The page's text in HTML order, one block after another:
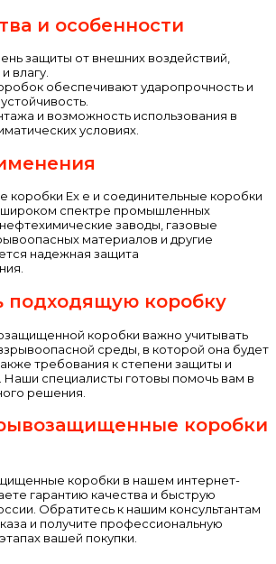
и особенности
защиты от внешних воздействий,
влагу.
обеспечивают ударопрочность и
и возможность использования в
условиях.
Ex e и соединительные коробки
широком спектре промышленных
заводы, газовые
материалов и другие
надежная защита
подходящую коробку
коробки важно учитывать
среды, в которой она будет
требования к степени защиты и
Наши специалисты готовы помочь вам в
решения.
коробки
коробки в нашем интернет-
гарантию качества и быструю
Обратитесь к нашим консультантам
и получите профессиональную
вашей покупки.